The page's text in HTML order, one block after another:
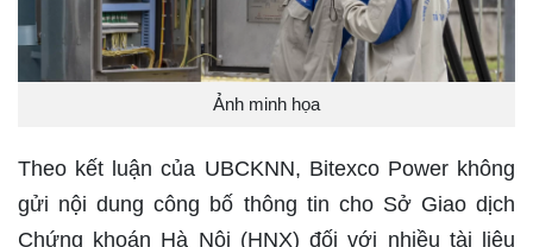
Ảnh minh họa
Theo kết luận của UBCKNN, Bitexco Power không
gửi nội dung công bố thông tin cho Sở Giao dịch
Chứng khoán Hà Nội (HNX) đối với nhiều tài liệu